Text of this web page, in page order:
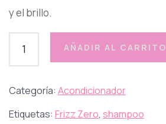
y el brillo.
AÑADIR AL CARRITO
Categoría: Acondicionador
Etiquetas: Frizz Zero, shampoo